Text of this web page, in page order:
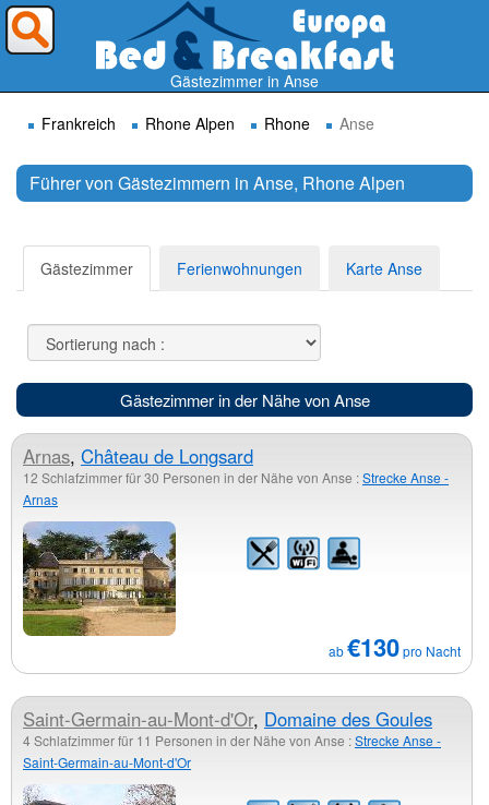
Gästezimmer in Anse
Frankreich
Rhone Alpen Rhone Anse
Führer von Gästezimmern in Anse, Rhone Alpen
Gästezimmer Ferienwohnungen Karte Anse
Gästezimmer in der Nähe von Anse
Arnas, Château de Longsard
12 Schlafzimmer für 30 Personen in der Nähe von Anse :Strecke Anse -
Arnas
ab€130pro Nacht
Saint-Germain-au-Mont-d'Or, Domaine des Goules
4 Schlafzimmer für 11 Personen in der Nähe von Anse :Strecke Anse -
Saint-Germain-au-Mont-d'Or
Wohin möchten Sie reisen ?
Suchen